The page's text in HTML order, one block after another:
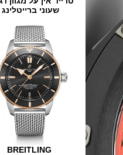
שעוני ברייטלינג
BREITLING